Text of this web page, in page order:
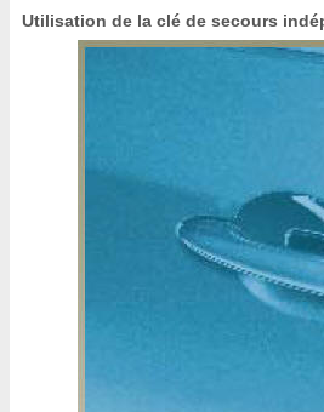
Utilisation de la clé de secours